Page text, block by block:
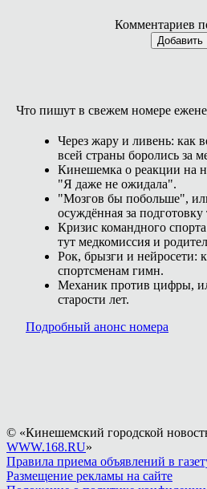
Комментариев
Добавить
Что пишут в свежем номере
Через жару и ливень: как
всей страны боролись за
Кинешемка о реакции на
"Я даже не ожидала".
"Мозгов бы побольше",
осуждённая за подготовку
Кризис командного
тут медкомиссия и
Рок, брызги и нейросети:
спортсменам гимн.
Механик против цифры,
старости лет.
Подробный анонс номера
© «Кинешемский городской
WWW.168.RU»
Правила приема объявлений в
Размещение рекламы на сайте